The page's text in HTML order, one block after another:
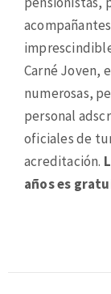
Carné Joven,
numerosas,
personal
oficiales de
acreditación.
años es